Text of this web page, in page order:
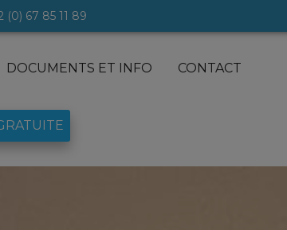
(0) 67 85 11 89
DOCUMENTS ET INFO CONTACT